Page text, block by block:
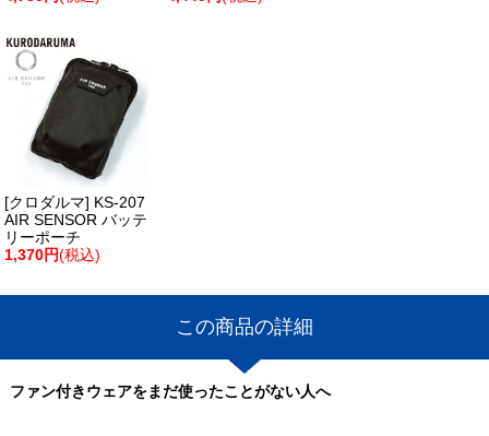
[クロダルマ] KS-207
AIR SENSOR バッテ
リーポーチ
1,370円(税込)
この商品の詳細
ファン付きウェアをまだ使ったことがない人へ